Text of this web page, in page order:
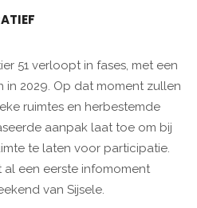
51 verloopt in fases, met een
in 2029. Op dat moment zullen
ruimtes en herbestemde
aanpak laat toe om bij
te laten voor participatie.
al een eerste infomoment
van Sijsele.